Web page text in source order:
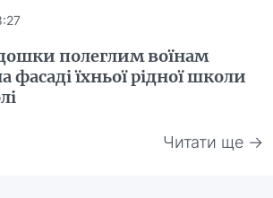
полеглим воїнам
фасаді їхньої рідної школи
Читати ще →